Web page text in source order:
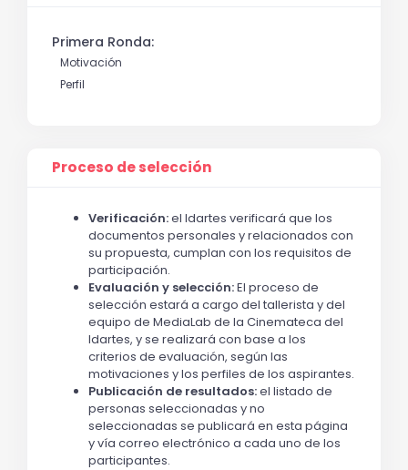
Primera Ronda:
Motivación
Perfil
Proceso de selección
Verificación:el Idartes verificará que los
documentos personales y relacionados con
su propuesta, cumplan con los requisitos de
participación.
Evaluación y selección:El proceso de
selección estará a cargo del tallerista y del
equipo de MediaLab de la Cinemateca del
Idartes, y se realizará con base a los
criterios de evaluación, según las
motivaciones y los perfiles de los aspirantes.
Publicación de resultados:el listado de
personas seleccionadas y no
seleccionadas se publicará en esta página
y vía correo electrónico a cada uno de los
participantes.